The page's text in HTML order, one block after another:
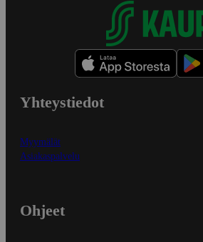
Yhteystiedot
Myymälät
Asiakaspalvelu
Ohjeet